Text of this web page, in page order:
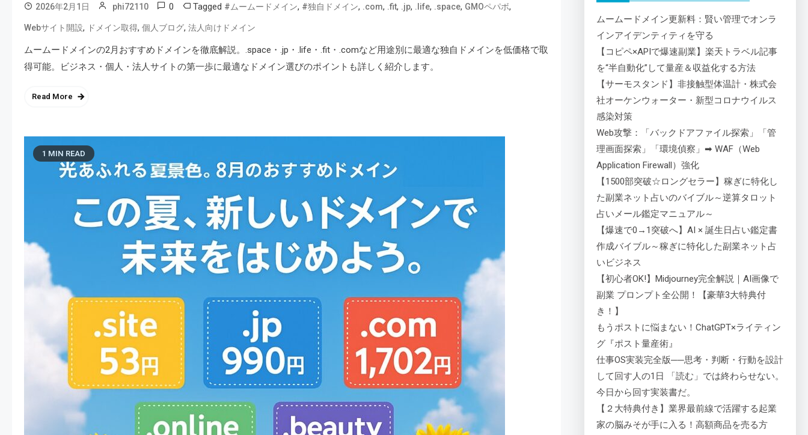
2026年2月1日 phi72110 0 Tagged #ムームードメイン, #独自ドメイン, .com, .fit, .jp, .life, .space, GMOペパボ,
Webサイト開設, ドメイン取得, 個人ブログ, 法人向けドメイン
ムームードメインの2月おすすめドメインを徹底解説。.space・.jp・.life・.fit・.comなど用途別に最適な独自ドメインを低価格で取
得可能。ビジネス・個人・法人サイトの第一歩に最適なドメイン選びのポイントも詳しく紹介します。
Read More
1 MIN READ
ムームードメイン更新料：賢い管理でオンラ
インアイデンティティを守る
【コピペ×APIで爆速副業】楽天トラベル記事
を“半自動化”して量産＆収益化する方法
【サーモスタンド】非接触型体温計・株式会
社オーケンウォーター・新型コロナウイルス
感染対策
Web攻撃：「バックドアファイル探索」「管
理画面探索」「環境偵察」➡ WAF（Web
Application Firewall）強化
【1500部突破☆ロングセラー】稼ぎに特化し
た副業ネット占いのバイブル～逆算タロット
占いメール鑑定マニュアル～
【爆速で0→1突破へ】AI × 誕生日占い鑑定書
作成バイブル～稼ぎに特化した副業ネット占
いビジネス
【初心者OK!】Midjourney完全解説｜AI画像で
副業 プロンプト全公開！【豪華3大特典付
き！】
もうポストに悩まない！ChatGPT×ライティン
グ『ポスト量産術』
仕事OS実装完全版──思考・判断・行動を設計
して回す人の1日 「読む」では終わらせない。
今日から回す実装書だ。
【２大特典付き】業界最前線で活躍する起業
家の脳みそが手に入る！高額商品を売る方